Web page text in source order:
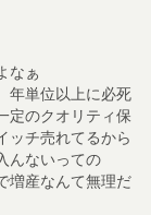
なぁ
年単位以上に必死
定のクオリティ保
ッチ売れてるから
んないっての
増産なんて無理だ